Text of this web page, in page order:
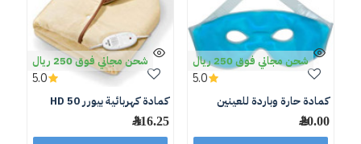
شحن مجاني فوق 250 ريال
كمادة حارة وباردة للعينين
20.00 ﷼
5.0
شحن مجاني فوق 250 ريال
كمادة كهربائية بيورر HD 50
316.25 ﷼
5.0